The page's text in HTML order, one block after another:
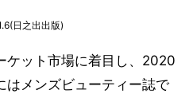
日之出出版)
ケット市場に着目し、2020
はメンズビューティー誌で